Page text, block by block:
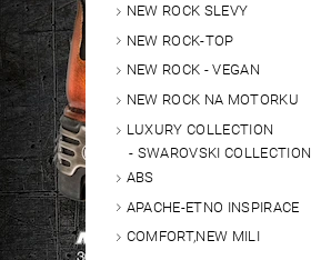
NEW ROCK SLEVY
NEW ROCK-TOP
NEW ROCK - VEGAN
NEW ROCK NA MOTORKU
LUXURY COLLECTION
SWAROVSKI COLLECTION
ABS
APACHE-ETNO INSPIRACE
COMFORT,NEW MILI